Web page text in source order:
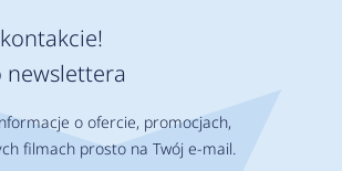
newslettera
o ofercie, promocjach,
filmach prosto na Twój e-mail.